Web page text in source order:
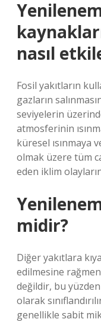
nasıl
Fosil yakıtların
gazların
seviyelerin
atmosferinin
küresel ısınmaya
olmak üzere tüm
eden iklim
midir?
Diğer yakıtlara
edilmesine
değildir, bu
olarak
genellikle sabit